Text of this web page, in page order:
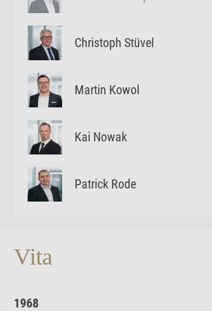
Christoph Stüvel
Martin Kowol
Kai Nowak
Patrick Rode
Vita
1968